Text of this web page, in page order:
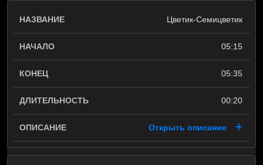
Цветик-Семицветик
05:15
05:35
00:20
Открыть описание